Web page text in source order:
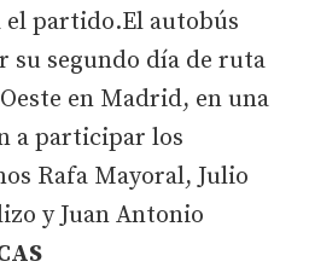
el partido.El autobús
segundo día de ruta
en Madrid, en una
a participar los
Rafa Mayoral, Julio
y Juan Antonio